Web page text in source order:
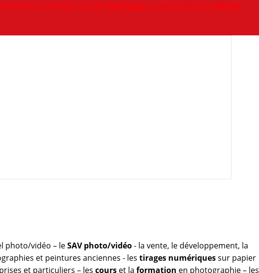
en extérieur lors de reportages ou encore faire vos photos
photo/vidéo – leSAV photo/vidéo- la vente, le développement, la
et peintures anciennes - les tirages numériquessur papier
et particuliers – les courset la formation en photographie – les